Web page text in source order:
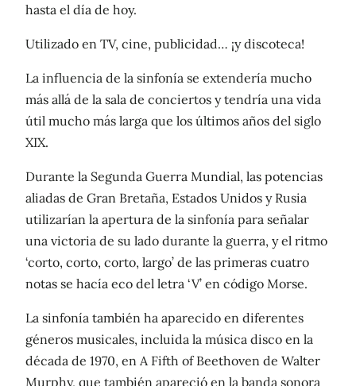
hasta el día de hoy.
Utilizado en TV, cine, publicidad… ¡y discoteca!
La influencia de la sinfonía se extendería mucho
más allá de la sala de conciertos y tendría una vida
útil mucho más larga que los últimos años del siglo
XIX.
Durante la Segunda Guerra Mundial, las potencias
aliadas de Gran Bretaña, Estados Unidos y Rusia
utilizarían la apertura de la sinfonía para señalar
una victoria de su lado durante la guerra, y el ritmo
‘corto, corto, corto, largo’ de las primeras cuatro
notas se hacía eco del letra ‘V’ en código Morse.
La sinfonía también ha aparecido en diferentes
géneros musicales, incluida la música disco en la
década de 1970, en A Fifth of Beethoven de Walter
Murphy, que también apareció en la banda sonora